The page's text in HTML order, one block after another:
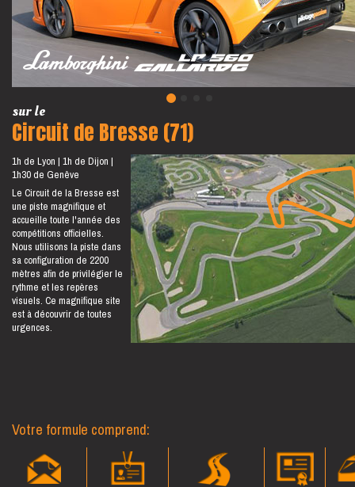
sur le
Circuit de Bresse (71)
1h de Lyon 1h de Dijon
1h30 de Genêve
Le Circuit de la Bresse est
une piste magnifique et
accueille toute l'année des
compétitions officielles.
Nous utilisons la piste dans
sa configuration de 2200
mètres afin de privilégier le
rythme et les repères
visuels. Ce magnifique site
est à découvrir de toutes
urgences.
Votre formule comprend: